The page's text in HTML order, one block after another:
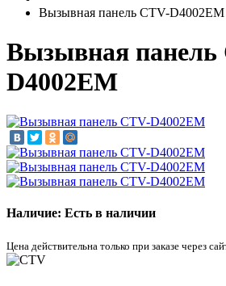
Вызывная панель CTV-D4002EM
Вызывная панель
D4002EM
Наличие: Есть в наличии
Цена действительна только при заказе через